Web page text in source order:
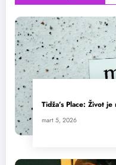
Tidža’s Place: Život je
mart 5, 2026